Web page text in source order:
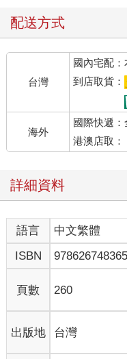
每一筆畫，我硬是可以比
水墨。
一開始，大人多半以為我
寫。他們會這麼想很合理
手痠、要休息。不過，橡
重寫幾次都沒有比較好，
一本作業簿都從內爛到外
大人終於發現：問題癥結
刻碑。老師上課說古代書
法家的資質，我早生幾百
在一九八八年，成長於剛
小學生的價值，至少有一
啊：每個老師都說這孩
患了什麼遺傳疾病一樣。
下筆太用力是個物理問題
本人開發出來的筆芯硬度
HB，或者F，或者H，或
這關找到了平衡點。如果
後跟長槍沒有兩樣，我不
涼。4H剛剛好：不至於筆
漶，把作業簿塗成煤田。
配送方式
台灣
國內宅配
到店取貨：
海外
國際快遞：
港澳店取：
詳細資料
語言 中文繁體
ISBN
頁數 260
出版地 台灣